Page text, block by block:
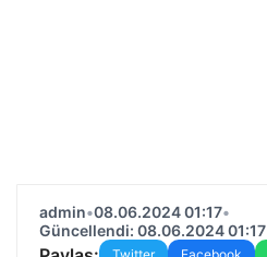
admin•08.06.2024 01:17•
Güncellendi: 08.06.2024 01:17